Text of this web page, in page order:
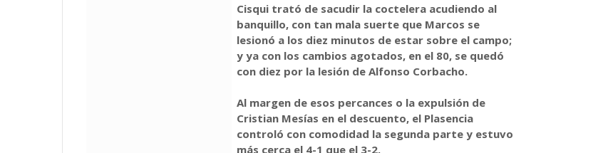
Cisqui trató de sacudir la coctelera acudiendo al
banquillo, con tan mala suerte que Marcos se
lesionó a los diez minutos de estar sobre el campo;
y ya con los cambios agotados, en el 80, se quedó
con diez por la lesión de Alfonso Corbacho.
Al margen de esos percances o la expulsión de
Cristian Mesías en el descuento, el Plasencia
controló con comodidad la segunda parte y estuvo
más cerca el 4-1 que el 3-2.